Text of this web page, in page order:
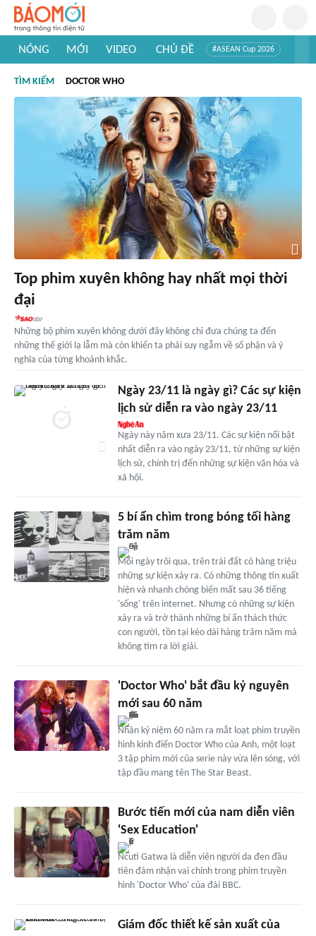
NÓNG MỚI VIDEO CHỦ ĐỀ #ASEAN Cup 2026
#Khám phá thế giới
TÌM KIẾM DOCTOR WHO
Top phim xuyên không hay nhất mọi thời
đại
Những bộ phim xuyên không dưới đây không chỉ đưa chúng ta đến
những thế giới lạ lẫm mà còn khiến ta phải suy ngẫm về số phận và ý
nghĩa của từng khoảnh khắc.
Ngày 23/11 là ngày gì? Các sự kiện
lịch sử diễn ra vào ngày 23/11
Ngày này năm xưa 23/11. Các sự kiện nổi bật
nhất diễn ra vào ngày 23/11, từ những sự kiện
lịch sử, chính trị đến những sự kiện văn hóa và
xã hội.
5 bí ẩn chìm trong bóng tối hàng
trăm năm
Mỗi ngày trôi qua, trên trái đất có hàng triệu
những sự kiện xảy ra. Có những thông tin xuất
hiện và nhanh chóng biến mất sau 36 tiếng
'sống' trên internet. Nhưng có những sự kiện
xảy ra và trở thành những bí ẩn thách thức
con người, tồn tại kéo dài hàng trăm năm mà
không tìm ra lời giải.
'Doctor Who' bắt đầu kỷ nguyên
mới sau 60 năm
Nhân kỷ niệm 60 năm ra mắt loạt phim truyền
hình kinh điển Doctor Who của Anh, một loạt
3 tập phim mới của serie này vừa lên sóng, với
tập đầu mang tên The Star Beast.
Bước tiến mới của nam diễn viên
'Sex Education'
Ncuti Gatwa là diễn viên người da đen đầu
tiên đảm nhận vai chính trong phim truyền
hình 'Doctor Who' của đài BBC.
Giám đốc thiết kế sản xuất của